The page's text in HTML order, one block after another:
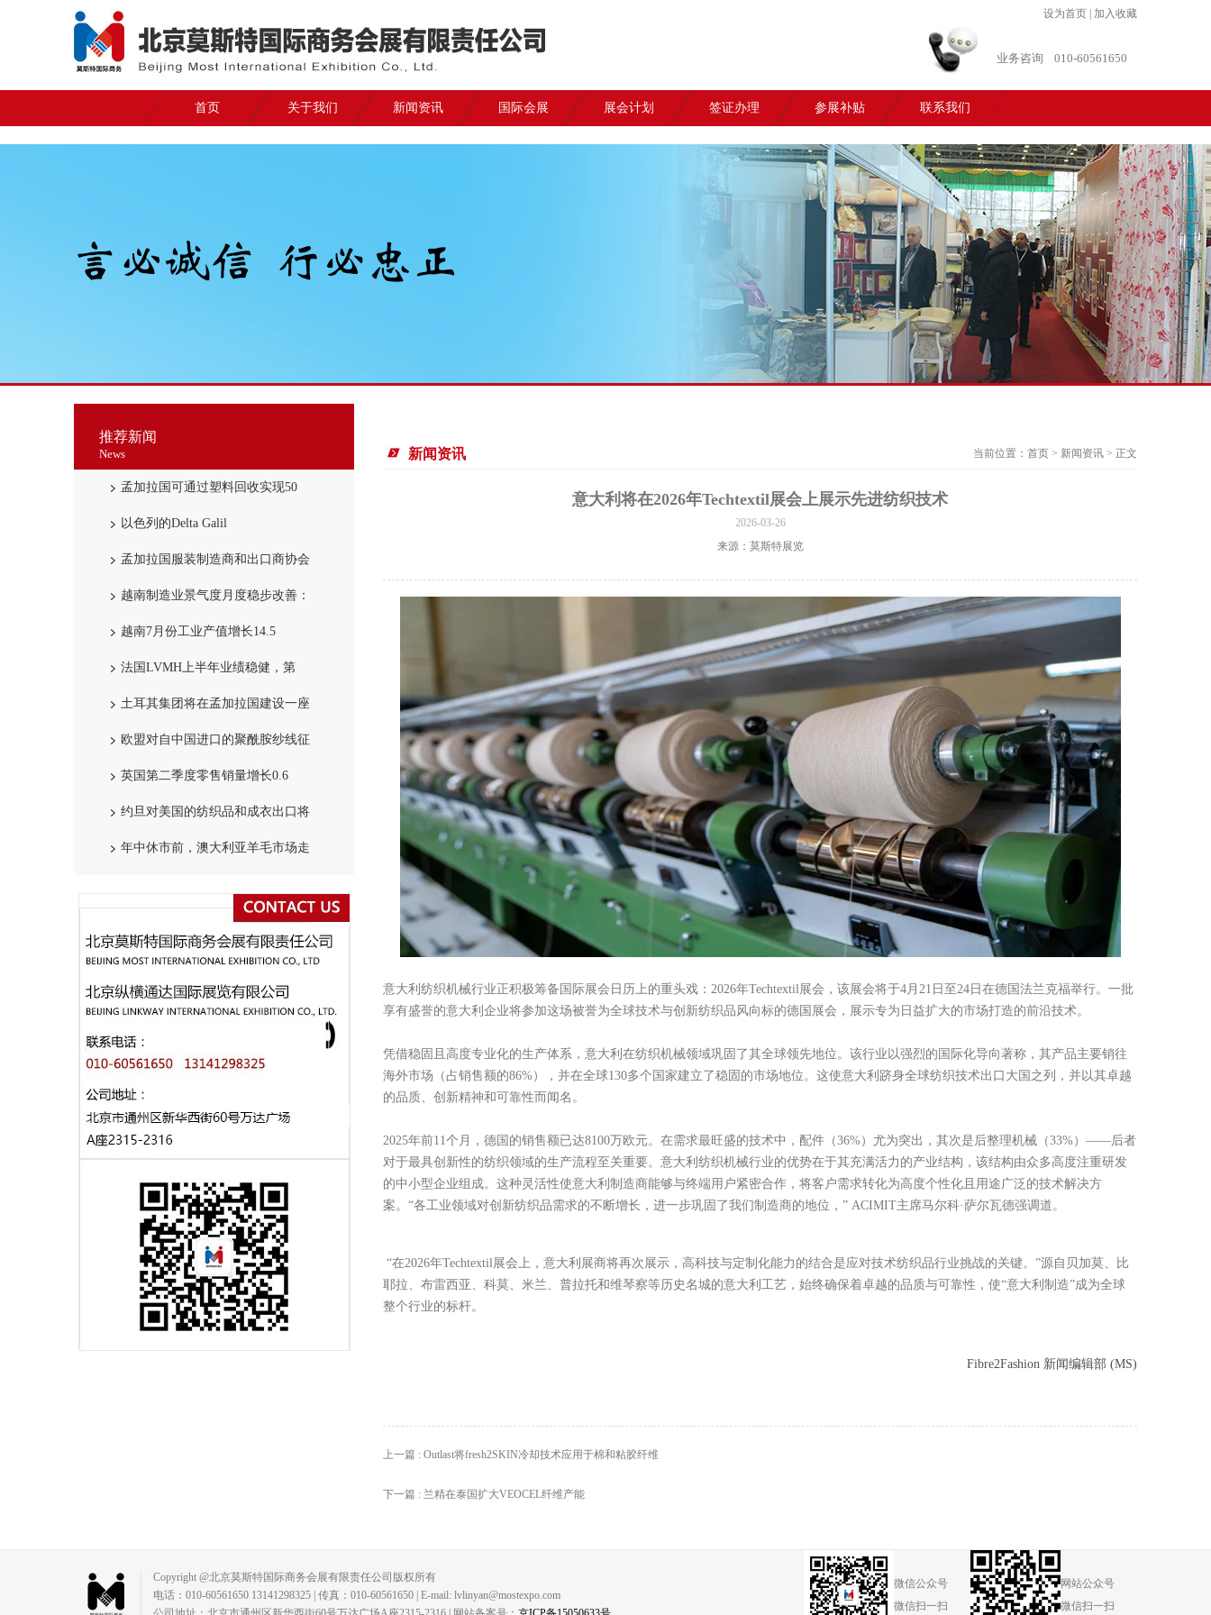
设为首页 加入收藏
业务咨询 010-60561650
首页 关于我们 新闻资讯 国际会展 展会计划 签证办理 参展补贴 联系我们
推荐新闻
News
孟加拉国可通过塑料回收实现50
以色列的Delta Galil
孟加拉国服装制造商和出口商协会
越南制造业景气度月度稳步改善：
越南7月份工业产值增长14.5
法国LVMH上半年业绩稳健，第
土耳其集团将在孟加拉国建设一座
欧盟对自中国进口的聚酰胺纱线征
英国第二季度零售销量增长0.6
约旦对美国的纺织品和成衣出口将
年中休市前，澳大利亚羊毛市场走
当前位置：首页 > 新闻资讯 > 正文
新闻资讯
意大利将在2026年Techtextil展会上展示先进纺织技术
2026-03-26
来源：莫斯特展览
意大利纺织机械行业正积极筹备国际展会日历上的重头戏： 2026年Techtextil展会，该展会将于4月21日至24日在德国法兰克福举行。一批
享有盛誉的意大利企业将参加这场被誉为全球技术与创新纺织品风向标的德国展会，展示专为日益扩大的市场打造的前沿技术。
凭借稳固且高度专业化的生产体系，意大利在纺织机械领域巩固了其全球领先地位。该行业以强烈的国际化导向著称，其产品主要销往
海外市场（占销售额的86%），并在全球130多个国家建立了稳固的市场地位。这使意大利跻身全球纺织技术出口大国之列，并以其卓越
的品质、创新精神和可靠性而闻名。
2025年前11个月，德国的销售额已达8100万欧元。在需求最旺盛的技术中，配件（36%）尤为突出，其次是后整理机械（33%）——后者
对于最具创新性的纺织领域的生产流程至关重要。 意大利纺织机械行业的优势在于其充满活力的产业结构，该结构由众多高度注重研发
的中小型企业组成。这种灵活性使意大利制造商能够与终端用户紧密合作，将客户需求转化为高度个性化且用途广泛的技术解决方
案。 “各工业领域对创新纺织品需求的不断增长，进一步巩固了我们制造商的地位，” ACIMIT主席马尔科·萨尔瓦德强调道。
“在2026年Techtextil展会上，意大利展商将再次展示，高科技与定制化能力的结合是应对技术纺织品行业挑战的关键。”源自贝加莫、比
耶拉、布雷西亚、科莫、米兰、普拉托和维琴察等历史名城的意大利工艺，始终确保着卓越的品质与可靠性，使“意大利制造”成为全球
整个行业的标杆。
Fibre2Fashion 新闻编辑部 (MS)
上一篇 : Outlast将fresh2SKIN冷却技术应用于棉和粘胶纤维
下一篇 : 兰精在泰国扩大VEOCEL纤维产能
Copyright @北京莫斯特国际商务会展有限责任公司版权所有
电话：010-60561650 13141298325 | 传真：010-60561650 | E-mail: lvlinyan@mostexpo.com
网站公众号
微信扫一扫
微信公众号
微信扫一扫